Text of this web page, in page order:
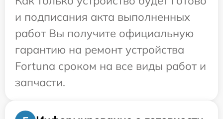
и подписания акта выполненных
работ Вы получите официальную
гарантию на ремонт устройства
Fortuna сроком на все виды работ и
запчасти.